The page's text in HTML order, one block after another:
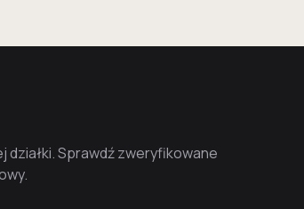
działki. Sprawdź zweryfikowane